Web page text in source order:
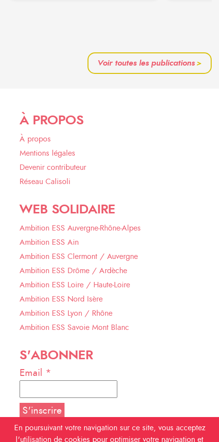
Voir toutes les publications>
À PROPOS
À propos
Mentions légales
Devenir contributeur
Réseau Calisoli
WEB SOLIDAIRE
Ambition ESS Auvergne-Rhône-Alpes
Ambition ESS Ain
Ambition ESS Clermont / Auvergne
Ambition ESS Drôme / Ardèche
Ambition ESS Loire / Haute-Loire
Ambition ESS Nord Isère
Ambition ESS Lyon / Rhône
Ambition ESS Savoie Mont Blanc
S'ABONNER
Email *
En poursuivant votre navigation sur ce site, vous acceptez
l'utilisation de cookies pour optimiser votre navigation et